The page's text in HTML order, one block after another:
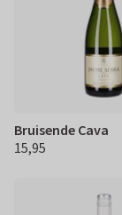
Bruisende Cava
€ 15,95
15,95